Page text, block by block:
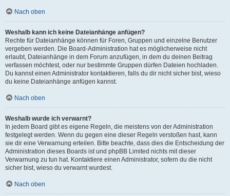
Nach oben
Weshalb kann ich keine Dateianhänge anfügen?
Rechte für Dateianhänge können für Foren, Gruppen und einzelne Benutzer
vergeben werden. Die Board-Administration hat es möglicherweise nicht
erlaubt, Dateianhänge in dem Forum anzufügen, in dem du deinen Beitrag
verfassen möchtest, oder nur bestimmte Gruppen dürfen Dateien hochladen.
Du kannst einen Administrator kontaktieren, falls du dir nicht sicher bist, wieso
du keine Dateianhänge anfügen kannst.
Nach oben
Weshalb wurde ich verwarnt?
In jedem Board gibt es eigene Regeln, die meistens von der Administration
festgelegt werden. Wenn du gegen eine dieser Regeln verstoßen hast, kann
sie dir eine Verwarnung erteilen. Bitte beachte, dass dies die Entscheidung der
Administration dieses Boards ist und phpBB Limited nichts mit dieser
Verwarnung zu tun hat. Kontaktiere einen Administrator, sofern du die nicht
sicher bist, wieso du verwarnt wurdest.
Nach oben